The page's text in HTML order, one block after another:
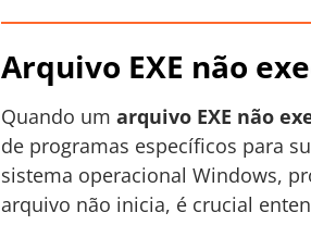
Arquivo EXE não
Quando um arquivo EXE não
de programas específicos para
sistema operacional Windows,
arquivo não inicia, é crucial